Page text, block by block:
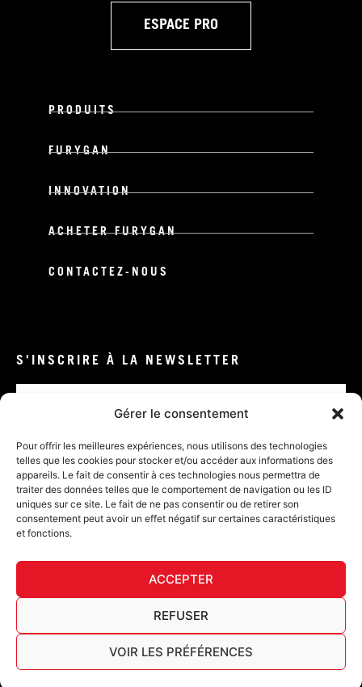
Gérer le consentement
Pour offrir les meilleures expériences, nous utilisons des technologies
telles que les cookies pour stocker et/ou accéder aux informations des
appareils. Le fait de consentir à ces technologies nous permettra de
traiter des données telles que le comportement de navigation ou les ID
uniques sur ce site. Le fait de ne pas consentir ou de retirer son
consentement peut avoir un effet négatif sur certaines caractéristiques
et fonctions.
ACCEPTER
REFUSER
VOIR LES PRÉFÉRENCES
ESPACE PRO
PRODUITS
FURYGAN
INNOVATION
ACHETER FURYGAN
CONTACTEZ-NOUS
S'INSCRIRE À LA NEWSLETTER
Email
FURY TIPS